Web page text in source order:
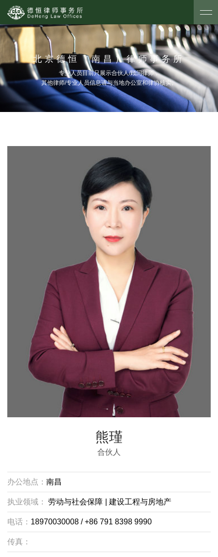
北京德恒（南昌）律师事务所
专业人员目前只展示合伙人/顾问律师，
其他律师/专业人员信息请与当地办公室和律协核实。
熊瑾
合伙人
办公地点： 南昌
执业领域： 劳动与社会保障 建设工程与房地产
电话： 18970030008 / +86 791 8398 9990
传真：